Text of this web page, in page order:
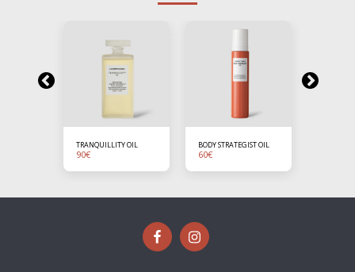
TRANQUILLITY OIL
90€
BODY STRATEGIST OIL
60€